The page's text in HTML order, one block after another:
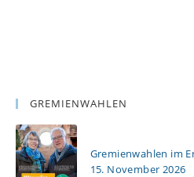
GREMIENWAHLEN
Gremienwahlen im
15. November 2026